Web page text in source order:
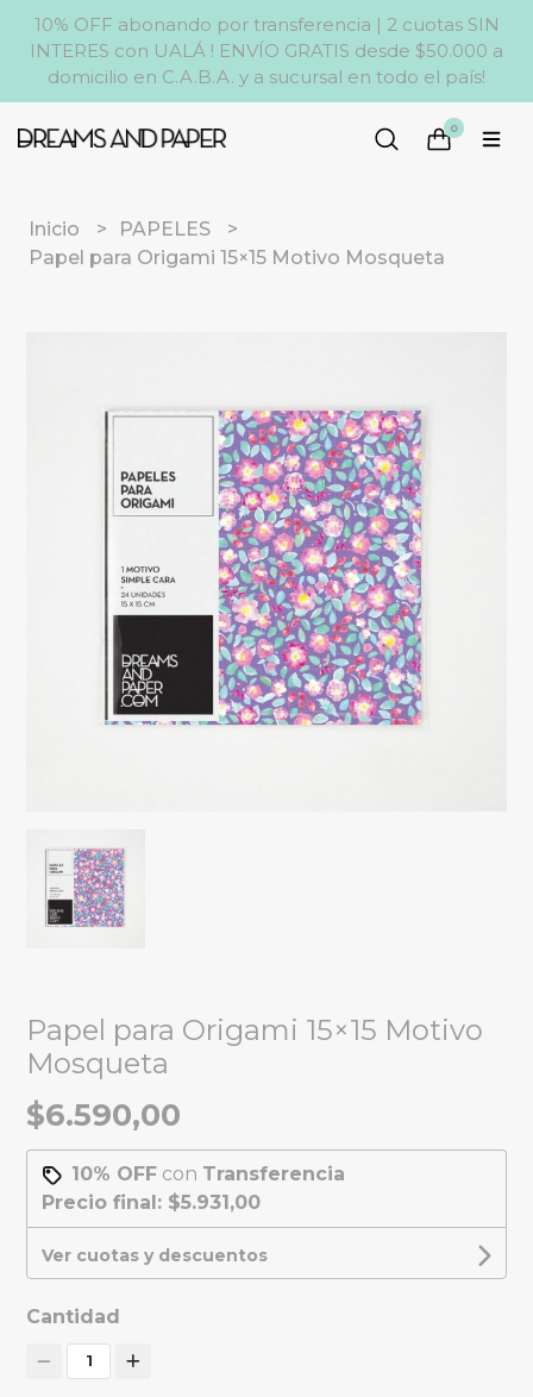
10% OFF abonando por transferencia | 2 cuotas SIN
INTERES con UALÁ ! ENVÍO GRATIS desde $50.000 a
domicilio en C.A.B.A. y a sucursal en todo el país!
0
Inicio
PAPELES
Papel para Origami 15×15 Motivo Mosqueta
Papel para Origami 15×15 Motivo
Mosqueta
$6.590,00
10% OFF con Transferencia
Precio final: $5.931,00
Ver cuotas y descuentos
Cantidad
1